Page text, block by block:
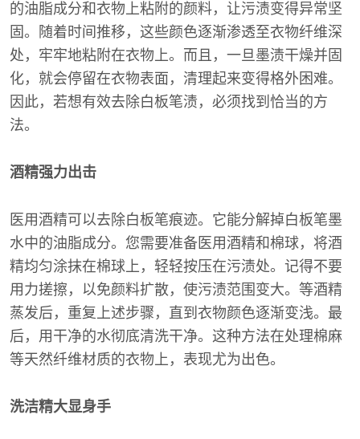
的油脂成分和衣物上粘附的颜料，让污渍变得异常坚
固。随着时间推移，这些颜色逐渐渗透至衣物纤维深
处，牢牢地粘附在衣物上。而且，一旦墨渍干燥并固
化，就会停留在衣物表面，清理起来变得格外困难。
因此，若想有效去除白板笔渍，必须找到恰当的方
法。
酒精强力出击
医用酒精可以去除白板笔痕迹。它能分解掉白板笔墨
水中的油脂成分。您需要准备医用酒精和棉球，将酒
精均匀涂抹在棉球上，轻轻按压在污渍处。记得不要
用力搓擦，以免颜料扩散，使污渍范围变大。等酒精
蒸发后，重复上述步骤，直到衣物颜色逐渐变浅。最
后，用干净的水彻底清洗干净。这种方法在处理棉麻
等天然纤维材质的衣物上，表现尤为出色。
洗洁精大显身手